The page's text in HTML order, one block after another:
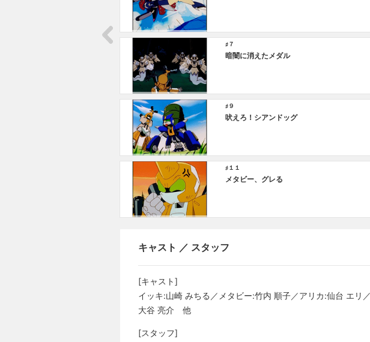
♯７
暗闇に消えたメダル
♯９
吠えろ！シアンドッグ
♯１１
メタビー、グレる
キャスト ／ スタッフ
[キャスト]
イッキ:山崎 みちる／メタビー:竹内 順子／アリカ:仙台 エリ
大谷 亮介 他
[スタッフ]